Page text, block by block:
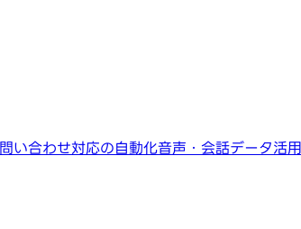
問い合わせ対応の自動化音声・会話データ活用